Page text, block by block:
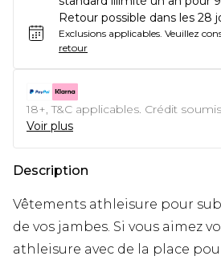
Retour possible dans les 28
Exclusions applicables. Veuillez
retour
18+, T&C applicables. Crédit
Voir plus
Description
Vêtements athleisure pour
de vos jambes. Si vous aimez
athleisure avec de la place